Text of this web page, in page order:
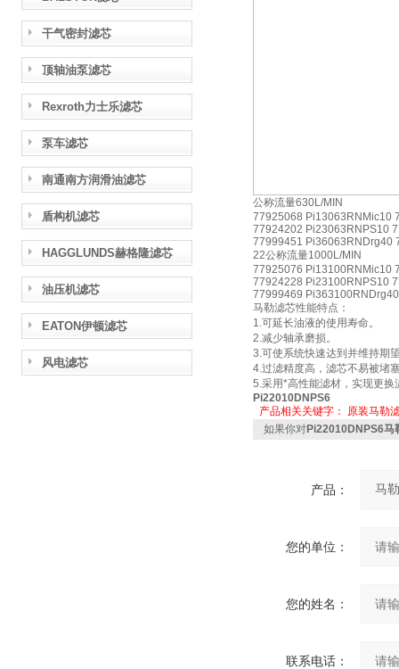
干气密封滤芯
顶轴油泵滤芯
Rexroth力士乐滤芯
泵车滤芯
南通南方润滑油滤芯
盾构机滤芯
HAGGLUNDS赫格隆滤芯
油压机滤芯
EATON伊顿滤芯
风电滤芯
公称流量630L/MIN
77925068 Pi13063RNMic10
77924202 Pi23063RNPS10
77999451 Pi36063RNDrg40
22公称流量1000L/MIN
77925076 Pi13100RNMic10
77924228 Pi23100RNPS10
77999469
马勒滤芯性能特点：
1.可延长油液的使用寿命。
2.减少轴承磨损。
3.可使系统快速达到并维持期
4.过滤精度高，滤芯不易被堵
5.采用*高性能滤材，实现更
Pi22010DNPS6
产品相关关键字： 原装马勒
如果你对Pi22010DNPS6
产品：
您的单位：
您的姓名：
联系电话：